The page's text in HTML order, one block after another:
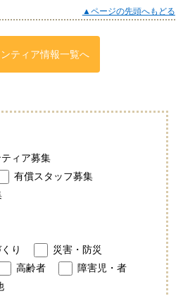
▲ページの先頭へもどる
ティア情報一覧へ
ィア募集
有償スタッフ募集
り
災害・防災
高齢者
障害児・者